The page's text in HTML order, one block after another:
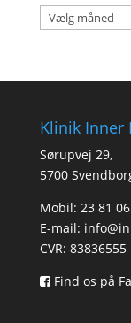
Arkiver
Klinik Inner
Sørupvej 29,
5700
Mobil: 23 81
E-mail:
CVR: 83836555
Find os på